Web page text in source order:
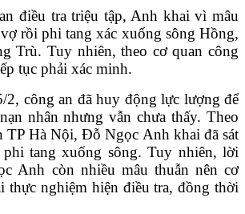
điều tra triệu tập, Anh khai vì mâu
rồi phi tang xác xuống sông Hồng,
Trù. Tuy nhiên, theo cơ quan công
tục phải xác minh.
2, công an đã huy động lực lượng để
nhân nhưng vẫn chưa thấy. Theo
TP Hà Nội, Đỗ Ngọc Anh khai đã sát
tang xuống sông. Tuy nhiên, lời
Anh còn nhiều mâu thuẫn nên cơ
thực nghiệm hiện điều tra, đồng thời